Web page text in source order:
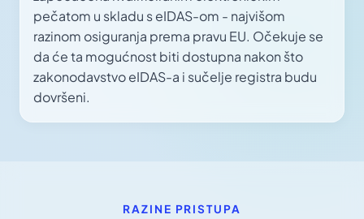
pečatom u skladu s eIDAS-om - najvišom
razinom osiguranja prema pravu EU. Očekuje se
da će ta mogućnost biti dostupna nakon što
zakonodavstvo eIDAS-a i sučelje registra budu
dovršeni.
RAZINE PRISTUPA